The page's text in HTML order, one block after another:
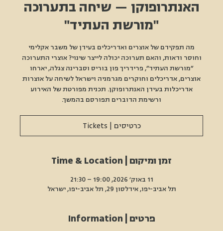
האנתרופוקן — שיחה בתערוכה
"מורשת העתיד"
מה תפקידם של אוצרים ואדריכלים בעידן של משבר אקלימי
וחוסר ודאות, והאם תערוכה יכולה לייצר שינוי? אוצרי התערוכה
״מורשת העתיד״, פרידריך פון בוריס וסברינה צגלה, יארחו
אוצרים, אדריכלים וחוקרים מגרמניה וישראל לשיחה על אוצרות
אדריכלות בעידן האנתרופוקן. תכנית מפורטת של האירוע
ורשימת הדוברים תפורסם בהמשך.
כרטיסים | Tickets
זמן ומיקום | Time & Location
11 באוק׳ 2026, 19:00 – 21:30
תל אביב-יפו, אידלסון 29, תל אביב-יפו, ישראל
פרטים | Information